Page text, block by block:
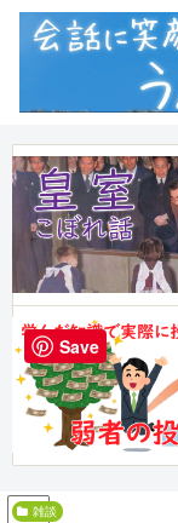
PR雑談
Save